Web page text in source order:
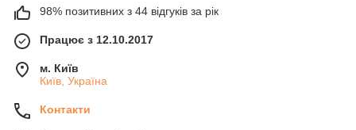
98% позитивних з 44 відгуків за рік
Працює з 12.10.2017
м. Київ
Київ, Україна
Контакти